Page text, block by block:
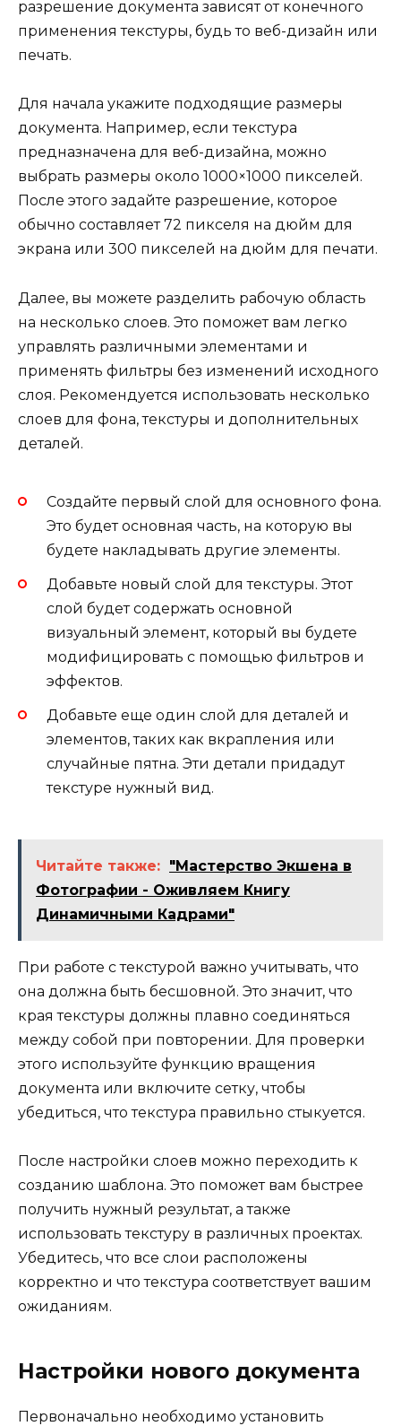
разрешение документа зависят от конечного
применения текстуры, будь то веб-дизайн или
печать.
Для начала укажите подходящие размеры
документа. Например, если текстура
предназначена для веб-дизайна, можно
выбрать размеры около 1000×1000 пикселей.
После этого задайте разрешение, которое
обычно составляет 72 пикселя на дюйм для
экрана или 300 пикселей на дюйм для печати.
Далее, вы можете разделить рабочую область
на несколько слоев. Это поможет вам легко
управлять различными элементами и
применять фильтры без изменений исходного
слоя. Рекомендуется использовать несколько
слоев для фона, текстуры и дополнительных
деталей.
Создайте первый слой для основного фона.
Это будет основная часть, на которую вы
будете накладывать другие элементы.
Добавьте новый слой для текстуры. Этот
слой будет содержать основной
визуальный элемент, который вы будете
модифицировать с помощью фильтров и
эффектов.
Добавьте еще один слой для деталей и
элементов, таких как вкрапления или
случайные пятна. Эти детали придадут
текстуре нужный вид.
Читайте также: "Мастерство Экшена в
Фотографии - Оживляем Книгу
Динамичными Кадрами"
При работе с текстурой важно учитывать, что
она должна быть бесшовной. Это значит, что
края текстуры должны плавно соединяться
между собой при повторении. Для проверки
этого используйте функцию вращения
документа или включите сетку, чтобы
убедиться, что текстура правильно стыкуется.
После настройки слоев можно переходить к
созданию шаблона. Это поможет вам быстрее
получить нужный результат, а также
использовать текстуру в различных проектах.
Убедитесь, что все слои расположены
корректно и что текстура соответствует вашим
ожиданиям.
Настройки нового документа
Первоначально необходимо установить